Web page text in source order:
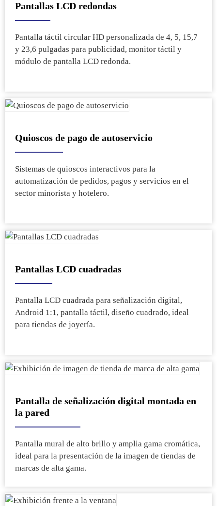
Pantallas LCD redondas
Pantalla táctil circular HD personalizada de 4, 5, 15,7
y 23,6 pulgadas para publicidad, monitor táctil y
módulo de pantalla LCD redonda.
Quioscos de pago de autoservicio
Sistemas de quioscos interactivos para la
automatización de pedidos, pagos y servicios en el
sector minorista y hotelero.
Pantallas LCD cuadradas
Pantalla LCD cuadrada para señalización digital,
Android 1:1, pantalla táctil, diseño cuadrado, ideal
para tiendas de joyería.
Pantalla de señalización digital montada en
la pared
Pantalla mural de alto brillo y amplia gama cromática,
ideal para la presentación de la imagen de tiendas de
marcas de alta gama.